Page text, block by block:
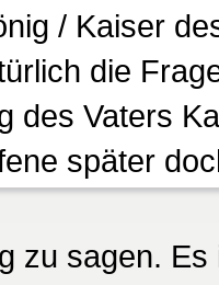
/ Kaiser
die
des Vaters
später
zu sagen.